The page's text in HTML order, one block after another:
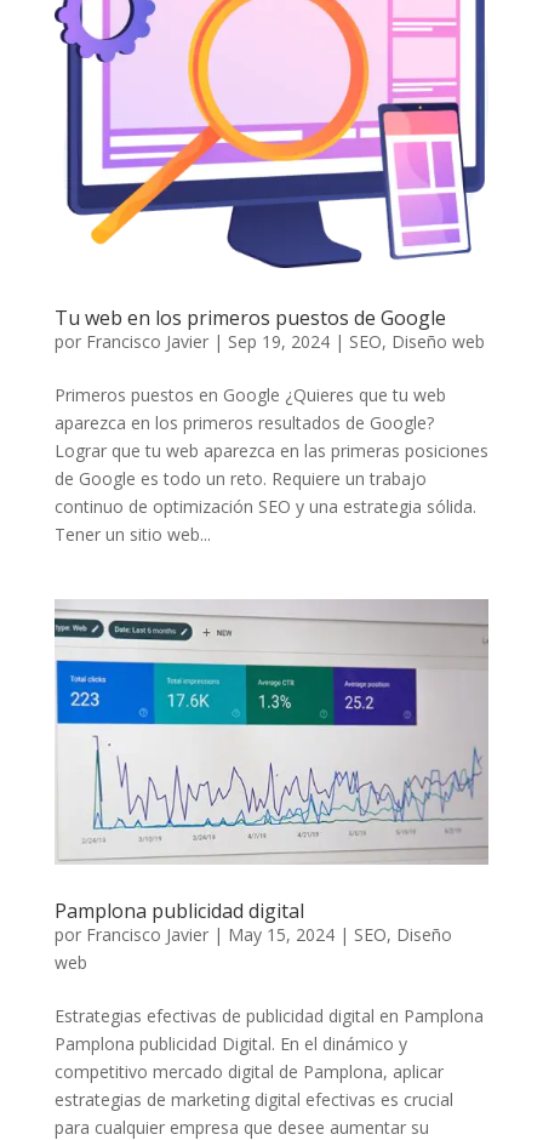
Tu web en los primeros puestos de Google
por Francisco Javier| Sep 19, 2024| SEO, Diseño web
Primeros puestos en Google ¿Quieres que tu web
aparezca en los primeros resultados de Google?
Lograr que tu web aparezca en las primeras posiciones
de Google es todo un reto. Requiere un trabajo
continuo de optimización SEO y una estrategia sólida.
Tener un sitio web...
Pamplona publicidad digital
por Francisco Javier| May 15, 2024| SEO, Diseño
web
Estrategias efectivas de publicidad digital en Pamplona
Pamplona publicidad Digital. En el dinámico y
competitivo mercado digital de Pamplona, aplicar
estrategias de marketing digital efectivas es crucial
para cualquier empresa que desee aumentar su